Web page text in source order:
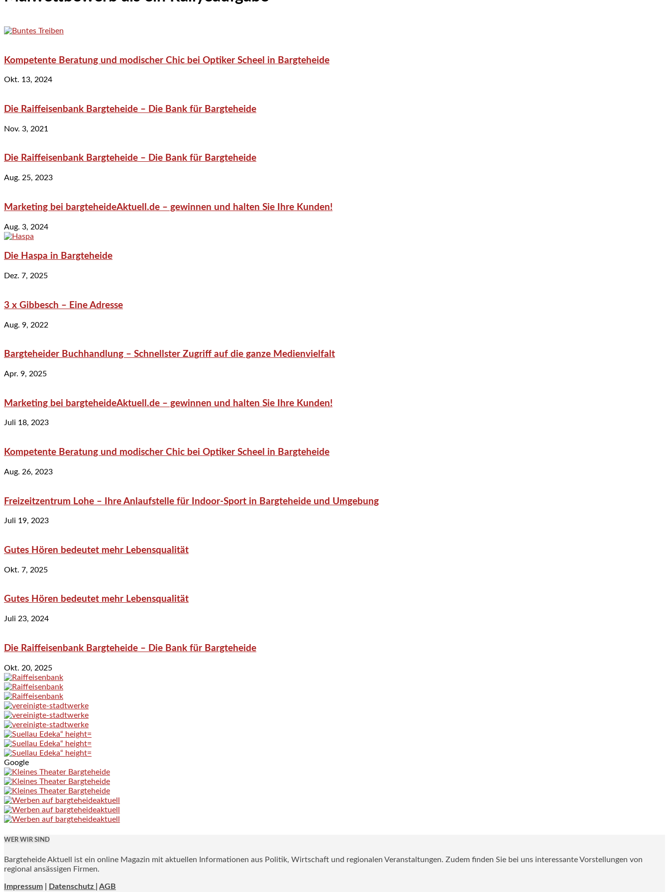
Kompetente Beratung und modischer Chic bei Optiker Scheel in Bargteheide
Okt. 13, 2024
Die Raiffeisenbank Bargteheide – Die Bank für Bargteheide
Nov. 3, 2021
Die Raiffeisenbank Bargteheide – Die Bank für Bargteheide
Aug. 25, 2023
Marketing bei bargteheideAktuell.de – gewinnen und halten Sie Ihre Kunden!
Aug. 3, 2024
Die Haspa in Bargteheide
Dez. 7, 2025
3 x Gibbesch – Eine Adresse
Aug. 9, 2022
Bargteheider Buchhandlung – Schnellster Zugriff auf die ganze Medienvielfalt
Apr. 9, 2025
Marketing bei bargteheideAktuell.de – gewinnen und halten Sie Ihre Kunden!
Juli 18, 2023
Kompetente Beratung und modischer Chic bei Optiker Scheel in Bargteheide
Aug. 26, 2023
Freizeitzentrum Lohe – Ihre Anlaufstelle für Indoor-Sport in Bargteheide und Umgebung
Juli 19, 2023
Gutes Hören bedeutet mehr Lebensqualität
Okt. 7, 2025
Gutes Hören bedeutet mehr Lebensqualität
Juli 23, 2024
Die Raiffeisenbank Bargteheide – Die Bank für Bargteheide
Okt. 20, 2025
Google
WER WIR SIND
Bargteheide Aktuell ist ein online Magazin mit aktuellen Informationen aus Politik, Wirtschaft und regionalen Veranstaltungen. Zudem finden Sie bei uns interessante Vorstellungen von
regional ansässigen Firmen.
Impressum Datenschutz | AGB